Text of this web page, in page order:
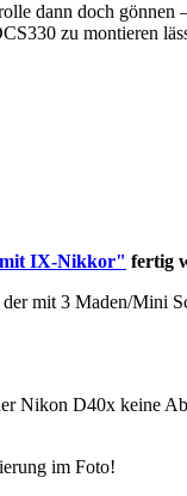
dann doch
zu montieren
IX-Nikkor" fertig
mit 3 Maden/Mini
D40x keine
im Foto!